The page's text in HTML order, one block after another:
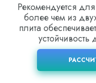
Рекомендуется
более чем из
плита
устойчивость